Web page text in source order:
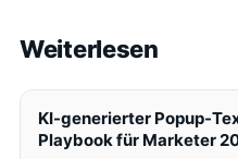
Weiterlesen
KI-generierter Popup-
Playbook für Marketer